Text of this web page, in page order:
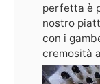
perfetta è
nostro
con i
cremosità